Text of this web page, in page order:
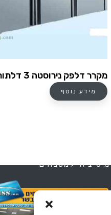
מקרר דלפק נירוסטה 3 דלתות
מידע נוסף
מיס ציוד למטבחים